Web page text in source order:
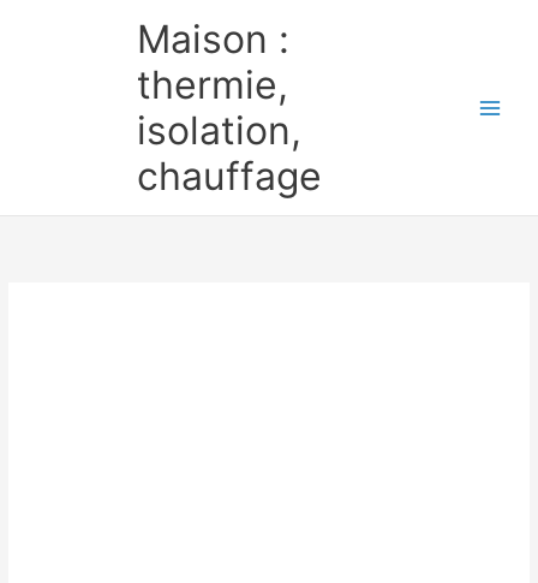
Maison :
thermie,
isolation,
chauffage